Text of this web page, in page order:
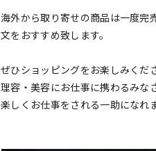
海外から取り寄せの商品は一度完
文をおすすめ致します。
ぜひショッピングをお楽しみくだ
理容・美容にお仕事に携わるみな
楽しくお仕事をされる一助になれ